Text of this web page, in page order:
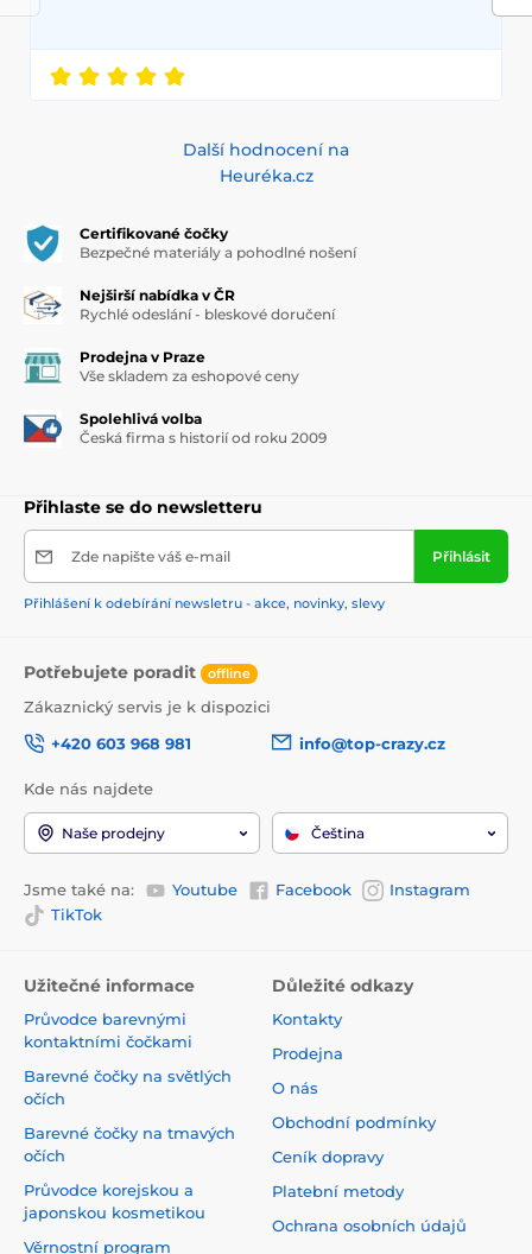
Další hodnocení na
Heuréka.cz
Certifikované čočky
Bezpečné materiály a pohodlné nošení
Nejširší nabídka v ČR
Rychlé odeslání - bleskové doručení
Prodejna v Praze
Vše skladem za eshopové ceny
Spolehlivá volba
Česká firma s historií od roku 2009
Přihlaste se do newsletteru
Zde napište váš e-mail Přihlásit
Přihlášení k odebírání newsletru - akce, novinky, slevy
Potřebujete poradit offline
Zákaznický servis je k dispozici
+420 603 968 981
info@top-crazy.cz
Kde nás najdete
Naše prodejny Čeština
Jsme také na: Youtube Facebook
Instagram
TikTok
Užitečné informace
Průvodce barevnými
kontaktními čočkami
Barevné čočky na světlých
očích
Barevné čočky na tmavých
očích
Průvodce korejskou a
japonskou kosmetikou
Věrnostní program
Důležité odkazy
Kontakty
Prodejna
O nás
Obchodní podmínky
Ceník dopravy
Platební metody
Ochrana osobních údajů